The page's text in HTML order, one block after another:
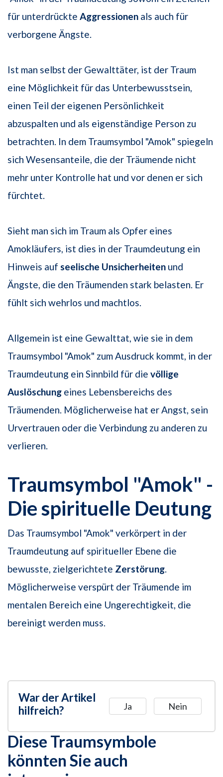
für unterdrückte Aggressionen als auch für
verborgene Ängste.
Ist man selbst der Gewalttäter, ist der Traum
eine Möglichkeit für das Unterbewusstsein,
einen Teil der eigenen Persönlichkeit
abzuspalten und als eigenständige Person zu
betrachten. In dem Traumsymbol "Amok" spiegeln
sich Wesensanteile, die der Träumende nicht
mehr unter Kontrolle hat und vor denen er sich
fürchtet.
Sieht man sich im Traum als Opfer eines
Amokläufers, ist dies in der Traumdeutung ein
Hinweis auf seelische Unsicherheiten und
Ängste, die den Träumenden stark belasten. Er
fühlt sich wehrlos und machtlos.
Allgemein ist eine Gewalttat, wie sie in dem
Traumsymbol "Amok" zum Ausdruck kommt, in der
Traumdeutung ein Sinnbild für die völlige
Auslöschung eines Lebensbereichs des
Träumenden. Möglicherweise hat er Angst, sein
Urvertrauen oder die Verbindung zu anderen zu
verlieren.
Traumsymbol "Amok" -
Die spirituelle Deutung
Das Traumsymbol "Amok" verkörpert in der
Traumdeutung auf spiritueller Ebene die
bewusste, zielgerichtete Zerstörung.
Möglicherweise verspürt der Träumende im
mentalen Bereich eine Ungerechtigkeit, die
bereinigt werden muss.
War der Artikel
hilfreich?
Ja Nein
Diese Traumsymbole
könnten Sie auch